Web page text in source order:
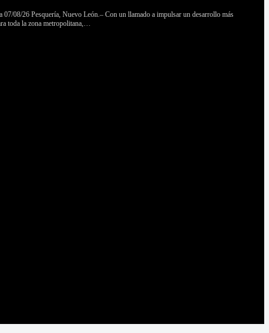
08/26 Pesquería, Nuevo León.– Con un llamado a impulsar un desarrollo más
toda la zona metropolitana,…